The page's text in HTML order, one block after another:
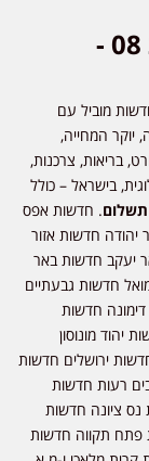
חדשות אפס שמונה | חדשות 08 -
מוביל עם
יוקר המחייה,
בריאות, צרכנות,
בישראל – כולל
. חדשות אפס
יהודה חדשות אזור
יעקב חדשות באר
חדשות גבעתיים
חדשות
יהוד מונוסון
ירושלים חדשות
רעות חדשות
ציונה חדשות
פתח תקווה חדשות